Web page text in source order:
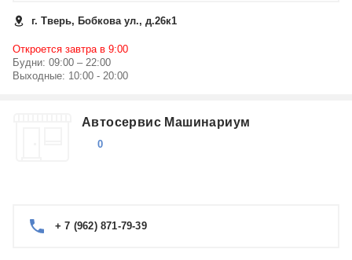
г. Тверь, Бобкова ул., д.26к1
Откроется завтра в 9:00
Будни: 09:00 – 22:00
Выходные: 10:00 - 20:00
Автосервис Машинариум
0
+ 7 (962) 871-79-39